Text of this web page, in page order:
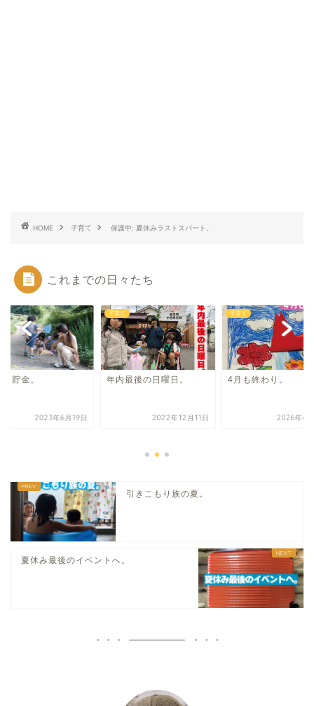
HOME 子育て 保護中: 夏休みラストスパート。
これまでの日々たち
貯金。
2023年6月19日
子育て
年内最後の日曜日。
2022年12月11日
子育て
4月も終わり。
2026年4
引きこもり族の夏。
夏休み最後のイベントへ。